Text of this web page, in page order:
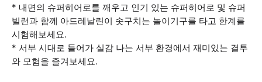
* 내면의 슈퍼히어로를 깨우고 인기 있는 슈퍼히어로 및 슈퍼
빌런과 함께 아드레날린이 솟구치는 놀이기구를 타고 한계를
시험해보세요.
* 서부 시대로 들어가 실감 나는 서부 환경에서 재미있는 결투
와 모험을 즐겨보세요.